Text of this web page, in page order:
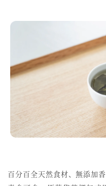
百分百全天然食材、無添加